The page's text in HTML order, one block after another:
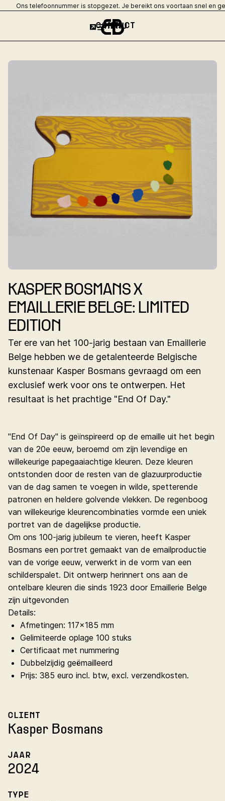
Ons telefoonnummer is stopgezet. Je bereikt ons voortaan snel en
CONTACT
MENU
KASPER BOSMANS X
EMAILLERIE BELGE: LIMITED
EDITION
Ter ere van het 100-jarig bestaan van Emaillerie
Belge hebben we de getalenteerde Belgische
kunstenaar Kasper Bosmans gevraagd om een
exclusief werk voor ons te ontwerpen. Het
resultaat is het prachtige "End Of Day."
"End Of Day" is geïnspireerd op de emaille uit het begin
van de 20e eeuw, beroemd om zijn levendige en
willekeurige papegaaiachtige kleuren. Deze kleuren
ontstonden door de resten van de glazuurproductie
van de dag samen te voegen in wilde, spetterende
patronen en heldere golvende vlekken. De regenboog
van willekeurige kleurencombinaties vormde een uniek
portret van de dagelijkse productie.
Om ons 100-jarig jubileum te vieren, heeft Kasper
Bosmans een portret gemaakt van de emailproductie
van de vorige eeuw, verwerkt in de vorm van een
schilderspalet. Dit ontwerp herinnert ons aan de
ontelbare kleuren die sinds 1923 door Emaillerie Belge
zijn uitgevonden
Details:
Afmetingen: 117x185 mm
Gelimiteerde oplage 100 stuks
Certificaat met nummering
Dubbelzijdig geëmailleerd
Prijs: 385 euro incl. btw, excl. verzendkosten.
CLIENT
Kasper Bosmans
JAAR
2024
TYPE